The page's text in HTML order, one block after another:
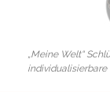
„Meine Welt“